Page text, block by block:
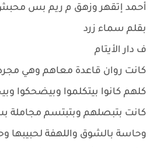
أحمد إتقهر وزهق م ريم بس
بقلم سماء زرد
ف دار الأيتام
كانت روان قاعدة معاهم وهي
كلهم كانوا بيتكلموا وبيضحكوا
كانت بتبصلهم وبتبتسم مجاملة
وحاسة بالشوق واللهفة